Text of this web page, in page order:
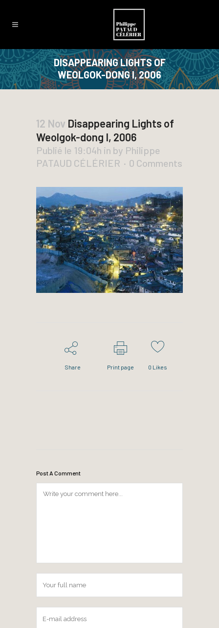
DISAPPEARING LIGHTS OF
WEOLGOK-DONG I, 2006
12 Nov Disappearing Lights of
Weolgok-dong I, 2006
Publié le 19:04h in by Philippe
PATAUD CÉLÉRIER
0 Comments
Share Print page 0 Likes
Post A Comment